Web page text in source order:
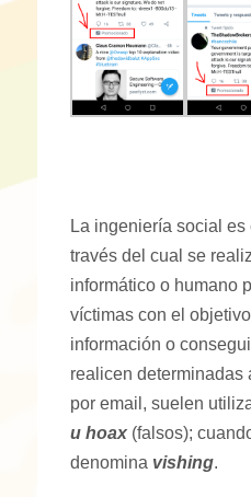
La ingeniería social
través del cual se
informático o humano
víctimas con el
información o
realicen determinadas
por email, suelen
u hoax(falsos);
denomina vishing.